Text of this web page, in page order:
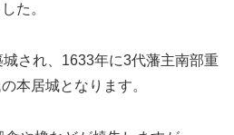
た。
され、1633年に3代藩主南部重
本居城となります。